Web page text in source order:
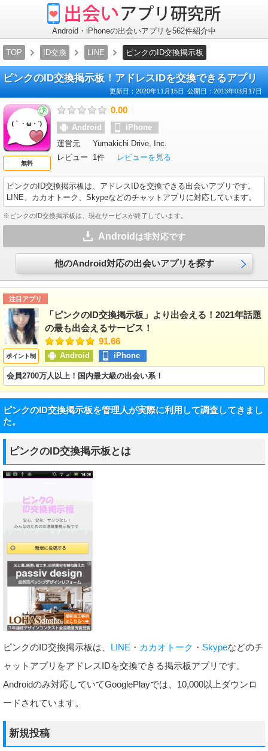
出
い
ア
プ
リ
研
究
Android・iPhoneの出会いアプリを562件紹介中
TOP ID交換 LINE ピンクのID交換掲示板
ピンクのID交換掲示板！アドレスIDを交換できるアプリ
更新日： 2020年11月15日 公開日： 2013年03月17日
無料
0.00
Android
iPhone
運営元
Yumakichi Drive, Inc.
レビュー
1件 レビューを見る
ピンクのID交換掲示板は、アドレスIDを交換できる出会いアプリです。
LINE、カカオトーク、Skypeなどのチャットアプリに対応しています。
※ピンクのID交換掲示板は、現在サービスが終了しています。
Android は非対応です
他のAndroid対応の出会いアプリを探す
注目アプリ
ポイント制
「ピンクのID交換掲示板」より出会える！2021年話題
の最も出会えるサービス！
91.66
Android iPhone
会員2700万人以上！国内最大級の出会い系！
ピンクのID交換掲示板を管理人が実際に利用して調査してきまし
た。
ピンクのID交換掲示板とは
ピンクのID交換掲示板は、 LINE ・ カカオトーク ・ Skypeなどのチ
ャットアプリをアドレスIDを交換できる掲示板アプリです。
Androidのみ対応していてGooglePlayでは、10,000以上ダウンロ
ードされています。
新規投稿